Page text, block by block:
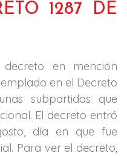
1287 DE
en mención
en el Decreto
subpartidas que
El decreto entró
día en que fue
Para ver el decreto,